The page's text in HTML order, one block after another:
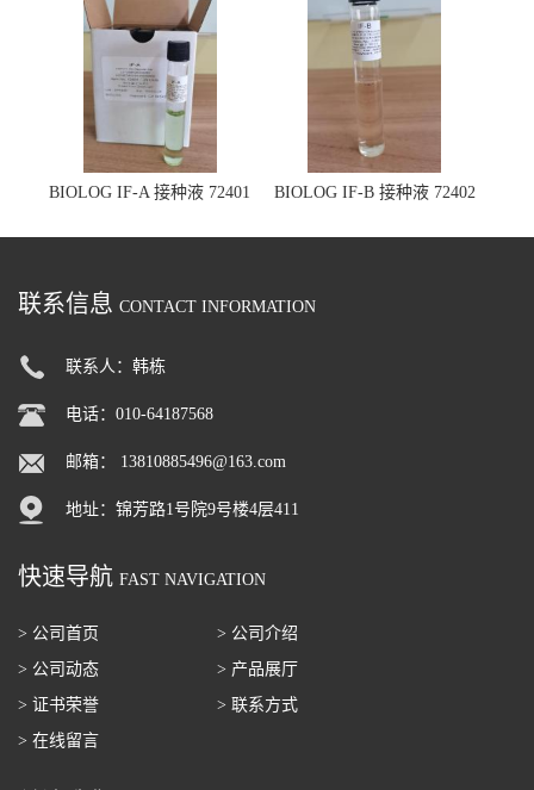
BIOLOG IF-A 接种液 72401 BIOLOG IF-B 接种液 72402
联系信息 CONTACT INFORMATION
联系人：韩栋
电话：010-64187568
邮箱： 13810885496@163.com
地址：锦芳路1号院9号楼4层411
快速导航 FAST NAVIGATION
> 公司首页
> 公司介绍
> 公司动态
> 产品展厅
> 证书荣誉
> 联系方式
> 在线留言